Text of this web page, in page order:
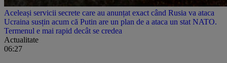
Aceleași servicii secrete care au anunțat exact când Rusia va ataca
Ucraina susțin acum că Putin are un plan de a ataca un stat NATO.
Termenul e mai rapid decât se credea
Actualitate
06:27